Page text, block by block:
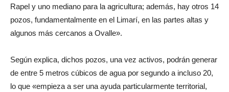
Rapel y uno mediano para la agricultura; además, hay otros 14
pozos, fundamentalmente en el Limarí, en las partes altas y
algunos más cercanos a Ovalle».
Según explica, dichos pozos, una vez activos, podrán generar
de entre 5 metros cúbicos de agua por segundo a incluso 20,
lo que «empieza a ser una ayuda particularmente territorial,